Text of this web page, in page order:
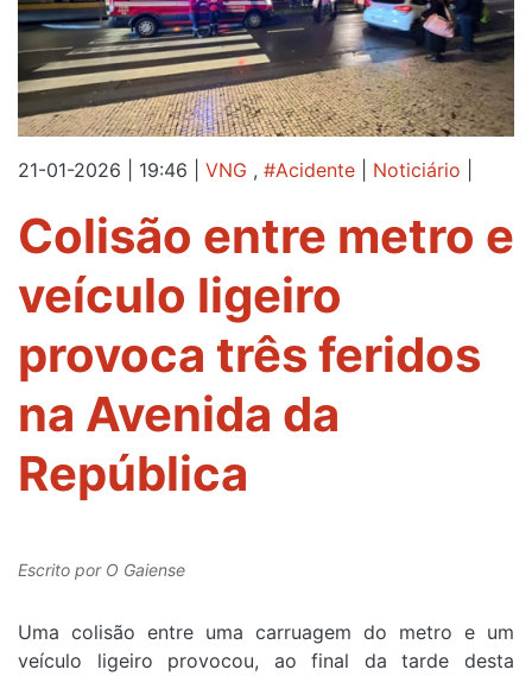
21-01-2026 | 19:46 VNG , #Acidente Noticiário
Colisão entre metro e
veículo ligeiro
provoca três feridos
na Avenida da
República
Escrito por O Gaiense
Uma colisão entre uma carruagem do metro e um
veículo ligeiro provocou, ao final da tarde desta